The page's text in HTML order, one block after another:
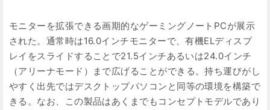
モニターを拡張できる画期的なゲーミングノートPCが展示
された。通常時は16.0インチモニターで、有機ELディスプ
レイをスライドすることで21.5インチあるいは24.0インチ
（アリーナモード）まで広げることができる。持ち運びがし
やすく出先ではデスクトップパソコンと同等の環境を構築で
きる。なお、この製品はあくまでもコンセプトモデルであり